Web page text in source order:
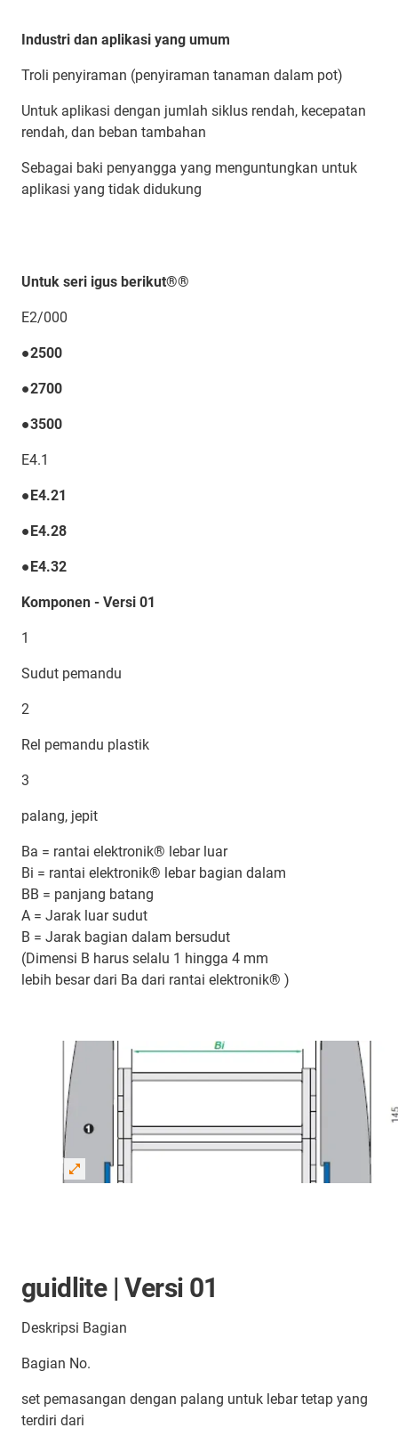
Industri dan aplikasi yang umum
Troli penyiraman (penyiraman tanaman dalam pot)
Untuk aplikasi dengan jumlah siklus rendah, kecepatan
rendah, dan beban tambahan
Sebagai baki penyangga yang menguntungkan untuk
aplikasi yang tidak didukung
Untuk seri igus berikut®®
E2/000
●2500
●2700
●3500
E4.1
●E4.21
●E4.28
●E4.32
Komponen - Versi 01
1
Sudut pemandu
2
Rel pemandu plastik
3
palang, jepit
Ba = rantai elektronik® lebar luar
Bi = rantai elektronik® lebar bagian dalam
BB = panjang batang
A = Jarak luar sudut
B = Jarak bagian dalam bersudut
(Dimensi B harus selalu 1 hingga 4 mm
lebih besar dari Ba dari rantai elektronik® )
guidlite | Versi 01
Deskripsi Bagian
Bagian No.
set pemasangan dengan palang untuk lebar tetap yang
terdiri dari